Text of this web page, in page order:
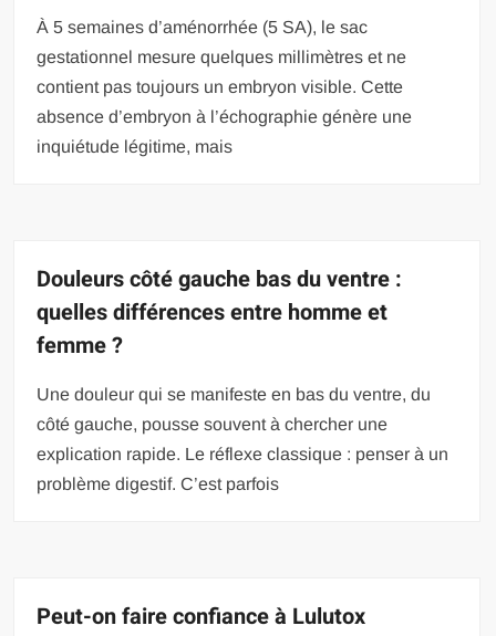
À 5 semaines d’aménorrhée (5 SA), le sac
gestationnel mesure quelques millimètres et ne
contient pas toujours un embryon visible. Cette
absence d’embryon à l’échographie génère une
inquiétude légitime, mais
Douleurs côté gauche bas du ventre :
quelles différences entre homme et
femme ?
Une douleur qui se manifeste en bas du ventre, du
côté gauche, pousse souvent à chercher une
explication rapide. Le réflexe classique : penser à un
problème digestif. C’est parfois
Peut-on faire confiance à Lulutox